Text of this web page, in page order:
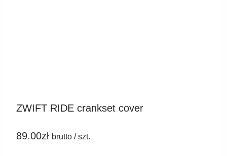
ZWIFT RIDE crankset cover
89.00zł brutto / szt.